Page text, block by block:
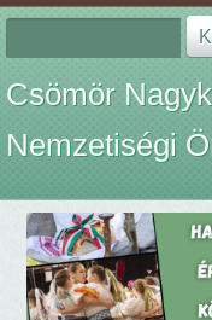
Csömör
Nemzetiségi